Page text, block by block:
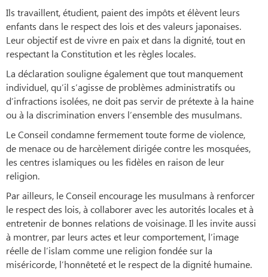
Ils travaillent, étudient, paient des impôts et élèvent leurs
enfants dans le respect des lois et des valeurs japonaises.
Leur objectif est de vivre en paix et dans la dignité, tout en
respectant la Constitution et les règles locales.
La déclaration souligne également que tout manquement
individuel, qu’il s’agisse de problèmes administratifs ou
d’infractions isolées, ne doit pas servir de prétexte à la haine
ou à la discrimination envers l’ensemble des musulmans.
Le Conseil condamne fermement toute forme de violence,
de menace ou de harcèlement dirigée contre les mosquées,
les centres islamiques ou les fidèles en raison de leur
religion.
Par ailleurs, le Conseil encourage les musulmans à renforcer
le respect des lois, à collaborer avec les autorités locales et à
entretenir de bonnes relations de voisinage. Il les invite aussi
à montrer, par leurs actes et leur comportement, l’image
réelle de l’islam comme une religion fondée sur la
miséricorde, l’honnêteté et le respect de la dignité humaine.